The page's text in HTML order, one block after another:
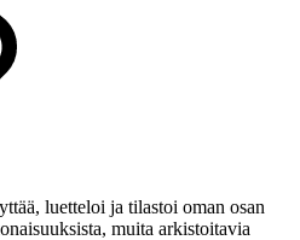
luetteloi ja tilastoi oman osan
muita arkistoitavia